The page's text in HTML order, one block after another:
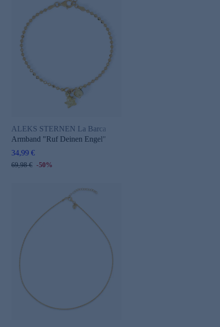
ALEKS STERNEN La Barca
Armband "Ruf Deinen Engel"
34,99 €
69,98 € -50%